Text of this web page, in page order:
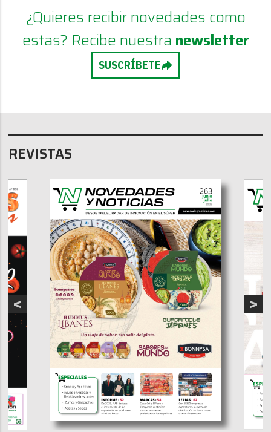
¿Quieres recibir novedades como
estas? Recibe nuestra newsletter
SUSCRÍBETE
REVISTAS